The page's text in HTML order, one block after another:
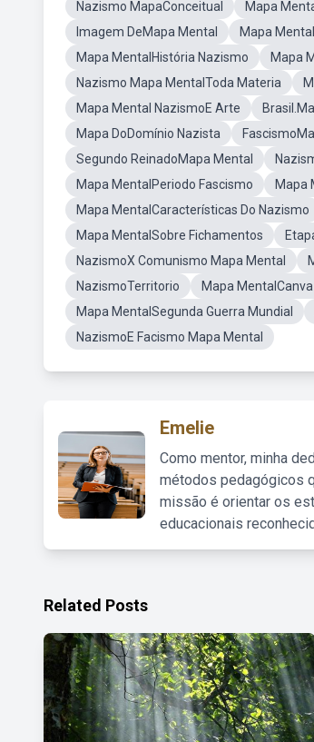
Nazismo MapaConceitual
Mapa
Imagem DeMapa Mental
Mapa
Mapa MentalHistória Nazismo
Mapa
Nazismo Mapa MentalToda Materia
Mapa Mental NazismoE Arte
Mapa DoDomínio Nazista
Segundo ReinadoMapa Mental
Mapa MentalPeriodo Fascismo
Mapa
Mapa MentalCaracterísticas Do Nazismo
Mapa MentalSobre Fichamentos
NazismoX Comunismo Mapa Mental
NazismoTerritorio
Mapa
Mapa MentalSegunda Guerra Mundial
NazismoE Facismo Mapa Mental
Emelie
Como mentor, minha
métodos pedagógicos
missão é orientar os
educacionais
Related Posts